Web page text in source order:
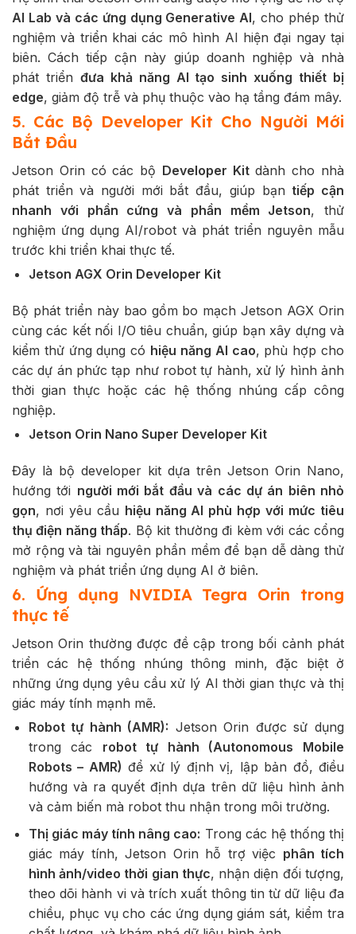
AI Lab và các ứng dụng Generative AI, cho phép thử
nghiệm và triển khai các mô hình AI hiện đại ngay tại
biên. Cách tiếp cận này giúp doanh nghiệp và nhà
phát triển đưa khả năng AI tạo sinh xuống thiết bị
edge, giảm độ trễ và phụ thuộc vào hạ tầng đám mây.
5. Các Bộ Developer Kit Cho Người Mới
Bắt Đầu
Jetson Orin có các bộ Developer Kitdành cho nhà
phát triển và người mới bắt đầu, giúp bạn tiếp cận
nhanh với phần cứng và phần mềm Jetson, thử
nghiệm ứng dụng AI/robot và phát triển nguyên mẫu
trước khi triển khai thực tế.
Jetson AGX Orin Developer Kit
Bộ phát triển này bao gồm bo mạch Jetson AGX Orin
cùng các kết nối I/O tiêu chuẩn, giúp bạn xây dựng và
kiểm thử ứng dụng có hiệu năng AI cao, phù hợp cho
các dự án phức tạp như robot tự hành, xử lý hình ảnh
thời gian thực hoặc các hệ thống nhúng cấp công
nghiệp.
Jetson Orin Nano Super Developer Kit
Đây là bộ developer kit dựa trên Jetson Orin Nano,
hướng tới người mới bắt đầu và các dự án biên nhỏ
gọn, nơi yêu cầu hiệu năng AI phù hợp với mức tiêu
thụ điện năng thấp. Bộ kit thường đi kèm với các cổng
mở rộng và tài nguyên phần mềm để bạn dễ dàng thử
nghiệm và phát triển ứng dụng AI ở biên.
6. Ứng dụng NVIDIA Tegra Orin trong
thực tế
Jetson Orin thường được đề cập trong bối cảnh phát
triển các hệ thống nhúng thông minh, đặc biệt ở
những ứng dụng yêu cầu xử lý AI thời gian thực và thị
giác máy tính mạnh mẽ.
Robot tự hành (AMR): Jetson Orin được sử dụng
trong các robot tự hành (Autonomous Mobile
Robots – AMR) để xử lý định vị, lập bản đồ, điều
hướng và ra quyết định dựa trên dữ liệu hình ảnh
và cảm biến mà robot thu nhận trong môi trường.
Thị giác máy tính nâng cao: Trong các hệ thống thị
giác máy tính, Jetson Orin hỗ trợ việc phân tích
hình ảnh/video thời gian thực, nhận diện đối tượng,
theo dõi hành vi và trích xuất thông tin từ dữ liệu đa
chiều, phục vụ cho các ứng dụng giám sát, kiểm tra